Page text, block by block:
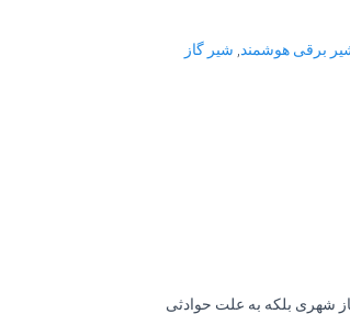
برقی هوشمند شیر گاز
شهری بلکه به علت حوادثی